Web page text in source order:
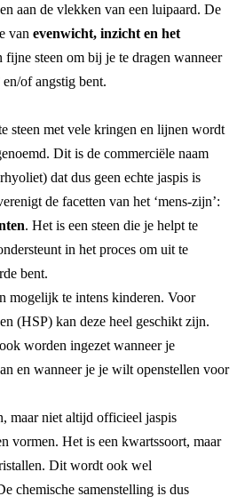
aan de vlekken van een luipaard. De
van evenwicht, inzicht en het
fijne steen om bij je te dragen wanneer
en/of angstig bent.
steen met vele kringen en lijnen wordt
Dit is de commerciële naam
dat dus geen echte jaspis is
de facetten van het ‘mens-zijn’:
. Het is een steen die je helpt te
in het proces om uit te
bent.
mogelijk te intens kinderen. Voor
(HSP) kan deze heel geschikt zijn.
worden ingezet wanneer je
en wanneer je je wilt openstellen voor
maar niet altijd officieel jaspis
vormen. Het is een kwartssoort, maar
Dit wordt ook wel
chemische samenstelling is dus